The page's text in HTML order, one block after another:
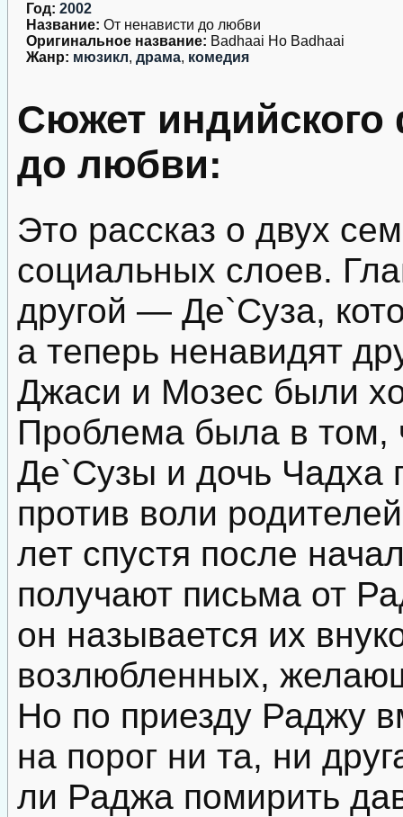
Год: 2002
Название: От ненависти до любви
Оригинальное название: Badhaai Ho Badhaai
Жанр: мюзикл, драма, комедия
Сюжет
до любви:
Это рассказ о двух
социальных слоев.
другой — Де`Суза,
а теперь ненавидят
Джаси и Мозес были
Проблема была в том,
Де`Сузы и дочь Чадха
против воли
лет спустя после
получают письма от
он называется их
возлюбленных,
Но по приезду Раджу
на порог ни та, ни
ли Раджа помирить